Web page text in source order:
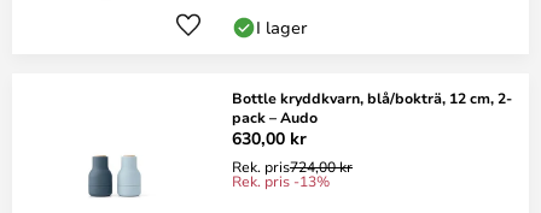
I lager
Bottle kryddkvarn, blå/bokträ, 12 cm, 2-
pack – Audo
630,00 kr
Rek. pris724,00 kr
Rek. pris -13%